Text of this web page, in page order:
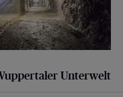
Unterwelt